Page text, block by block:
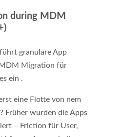
during MDM
granulare App
Migration für
ein .
eine Flotte von nem
Früher wurden die Apps
– Friction für User,